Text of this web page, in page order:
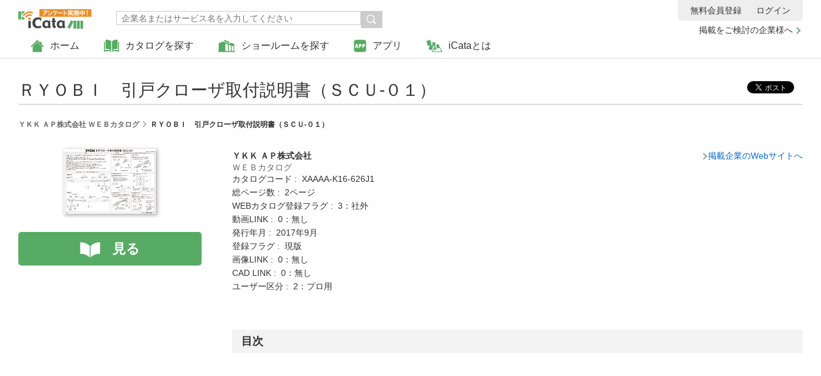
ホーム カタログを探す ショールームを探す アプリ iCataとは
掲載をご検討の企業様へ
無料会員登録 ログイン
ＲＹＯＢＩ 引戸クローザ取付説明書（ＳＣＵ‐０１）
ＹＫＫ ＡＰ株式会社 ＷＥＢカタログ ＲＹＯＢＩ 引戸クローザ取付説明書（ＳＣＵ‐０１）
見る
ＹＫＫ ＡＰ株式会社
ＷＥＢカタログ
カタログコード : XAAAA-K16-626J1
総ページ数 : 2ページ
WEBカタログ登録フラグ : 3：社外
動画LINK : 0：無し
発行年月 : 2017年9月
登録フラグ : 現版
画像LINK : 0：無し
CAD LINK : 0：無し
ユーザー区分 : 2：プロ用
掲載企業のWebサイトへ
目次